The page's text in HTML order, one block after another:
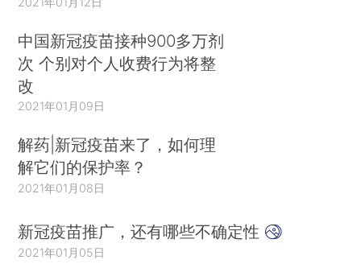
中国新冠疫苗接种900多万剂
次 个别对个人收费行为将整
改
2021年01月09日
解药|新冠疫苗来了，如何理
解它们的保护率？
2021年01月08日
新冠疫苗推广，还有哪些不确定性
2021年01月05日